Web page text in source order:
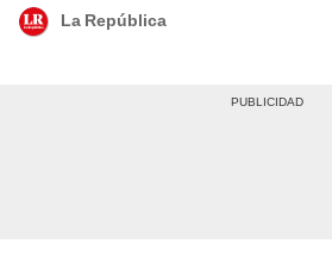
La República